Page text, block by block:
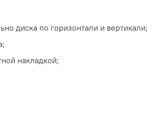
диска по горизонтали и вертикали;
накладкой;